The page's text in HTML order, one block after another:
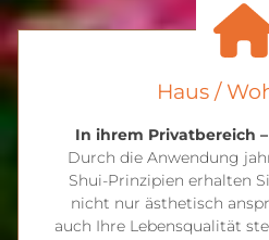
Haus /
In ihrem Privatbereich
Durch die Anwendung
Shui-Prinzipien erhalten
nicht nur ästhetisch
auch Ihre Lebensqualität